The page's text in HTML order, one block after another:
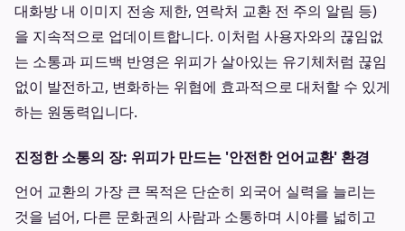
대화방 내 이미지 전송 제한, 연락처 교환 전 주의 알림 등)
을 지속적으로 업데이트합니다. 이처럼 사용자와의 끊임없
는 소통과 피드백 반영은 위피가 살아있는 유기체처럼 끊임
없이 발전하고, 변화하는 위협에 효과적으로 대처할 수 있게
하는 원동력입니다.
진정한 소통의 장: 위피가 만드는 '안전한 언어교환' 환경
언어 교환의 가장 큰 목적은 단순히 외국어 실력을 늘리는
것을 넘어, 다른 문화권의 사람과 소통하며 시야를 넓히고